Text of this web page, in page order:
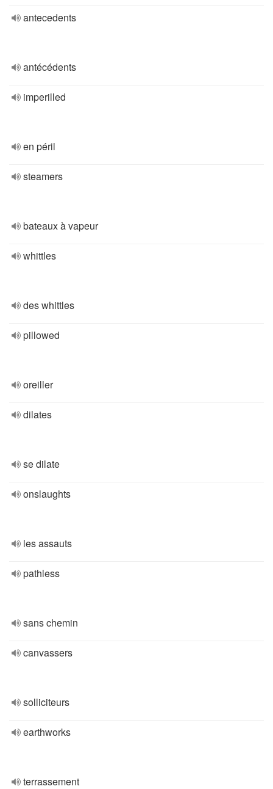
antecedents
antécédents
imperilled
en péril
steamers
bateaux à vapeur
whittles
des whittles
pillowed
oreiller
dilates
se dilate
onslaughts
les assauts
pathless
sans chemin
canvassers
solliciteurs
earthworks
terrassement